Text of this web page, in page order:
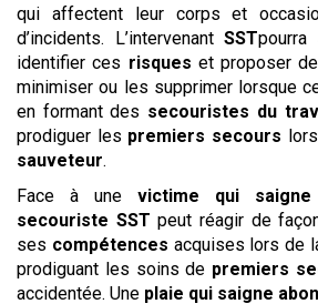
qui affectent leur corps et
d’incidents. L’intervenantSST
identifier ces risques et proposer
minimiser ou les supprimer lorsque
en formant des secouristes du
prodiguer les premiers secours
sauveteur.
Face à une victime qui saigne
secouriste SST peut réagir de
ses compétences acquises lors de
prodiguant les soins de premiers
accidentée. Une plaie qui saigne